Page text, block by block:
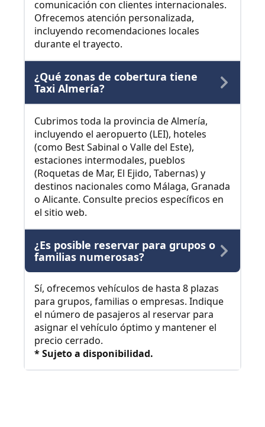
comunicación con clientes internacionales.
Ofrecemos atención personalizada,
incluyendo recomendaciones locales
durante el trayecto.
¿Qué zonas de cobertura tiene
Taxi Almería?
Cubrimos toda la provincia de Almería,
incluyendo el aeropuerto (LEI), hoteles
(como Best Sabinal o Valle del Este),
estaciones intermodales, pueblos
(Roquetas de Mar, El Ejido, Tabernas) y
destinos nacionales como Málaga, Granada
o Alicante. Consulte precios específicos en
el sitio web.
¿Es posible reservar para grupos o
familias numerosas?
Sí, ofrecemos vehículos de hasta 8 plazas
para grupos, familias o empresas. Indique
el número de pasajeros al reservar para
asignar el vehículo óptimo y mantener el
precio cerrado.
* Sujeto a disponibilidad.